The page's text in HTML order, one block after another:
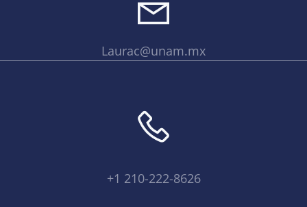
Laurac@unam.mx
+1 210-222-8626